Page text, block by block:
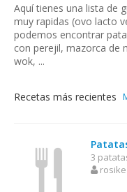
Aquí tienes una lista de
muy rapidas (ovo lacto
podemos encontrar
con perejil, mazorca de
wok, ...
Recetas más recientes
3
rosike